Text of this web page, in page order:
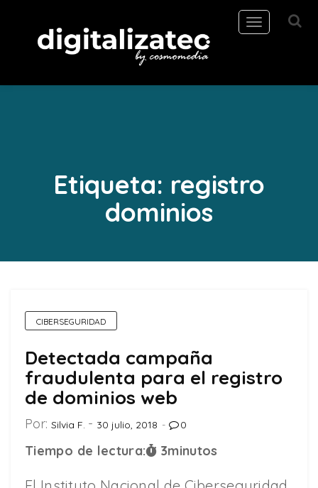
Toggle
navigation
Etiqueta: registro
dominios
CIBERSEGURIDAD
Detectada campaña
fraudulenta para el registro
de dominios web
Por: Silvia F. 30 julio, 2018 0
Tiempo de lectura: 3minutos